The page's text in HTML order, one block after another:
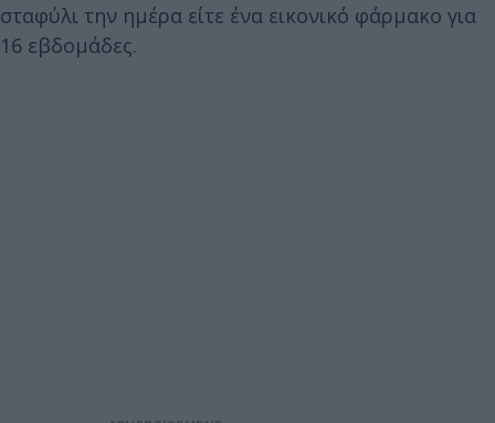
σταφύλι την ημέρα είτε ένα εικονικό φάρμακο για
16 εβδομάδες.